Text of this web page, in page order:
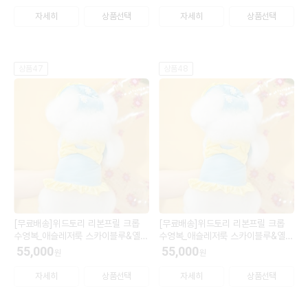
자세히 상품선택 자세히 상품선택
[무료배송]위드토리 리본프릴 크롭
수영복_애슬레저룩 스카이블루&옐로
우 XL (모자 L)
55,000 원
자세히 상품선택
[무료배송]위드토리 리본프릴 크롭
수영복_애슬레저룩 스카이블루&옐로
우 2XL (모자 L)
55,000 원
자세히 상품선택